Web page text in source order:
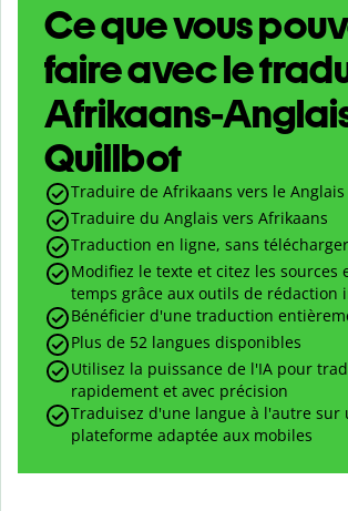
Ce que vous
faire avec le
Afrikaans-
Quillbot
Traduire de Afrikaans vers le Anglais
Traduire du Anglais vers Afrikaans
Traduction en ligne, sans
Modifiez le texte et citez les sources
temps grâce aux outils de rédaction
Bénéficier d'une traduction
Plus de 52 langues disponibles
Utilisez la puissance de l'IA pour
rapidement et avec précision
Traduisez d'une langue à l'autre sur
plateforme adaptée aux mobiles